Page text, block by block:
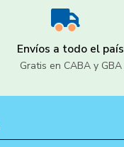
Envíos a todo el país
Gratis en CABA y GBA